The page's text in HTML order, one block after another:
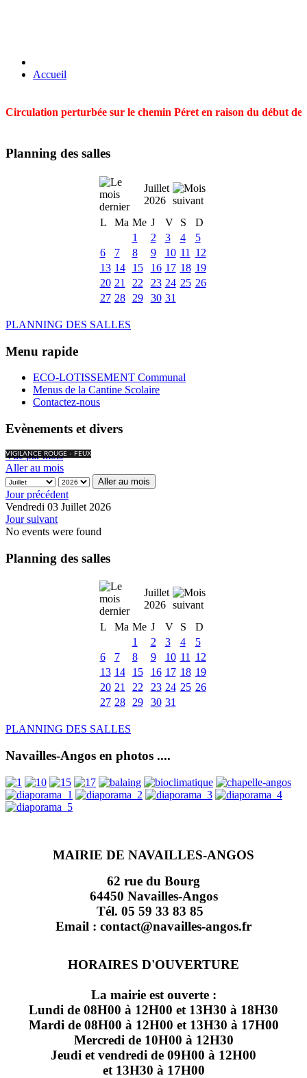
Accueil
Circulation perturbée sur le chemin Péret en raison du début
Planning des salles
Juillet
2026
L
Ma Me J V S
D
1
2 3 4
5
6
7 8 9 10 11
12
13 14 15 16 17 18 19
20 21 22 23 24 25 26
27 28 29 30 31
PLANNING DES SALLES
Menu rapide
ECO-LOTISSEMENT Communal
Menus de la Cantine Scolaire
Contactez-nous
Evènements et divers
VIGILANCE ROUGE - FEUX
Vue par mois
Aller au mois
Aller au mois
Jour précédent
Vendredi 03 Juillet 2026
Jour suivant
No events were found
Planning des salles
Juillet
2026
L
Ma Me J V S
D
1
2 3 4
5
6
7 8 9 10 11
12
13 14 15 16 17 18 19
20 21 22 23 24 25 26
27 28 29 30 31
PLANNING DES SALLES
Navailles-Angos en photos ....
MAIRIE DE NAVAILLES-ANGOS
62 rue du Bourg
64450 Navailles-Angos
Tél. 05 59 33 83 85
Email : contact@navailles-angos.fr
HORAIRES D'OUVERTURE
La mairie est ouverte :
Lundi de 08H00 à 12H00 et 13H30 à 18H30
Mardi de 08H00 à 12H00 et 13H30 à 17H00
Mercredi de 10H00 à 12H30
Jeudi et vendredi de 09H00 à 12H00
et 13H30 à 17H00